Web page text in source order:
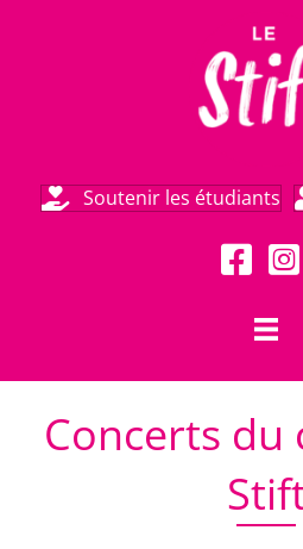
Soutenir les étudiants
Concerts